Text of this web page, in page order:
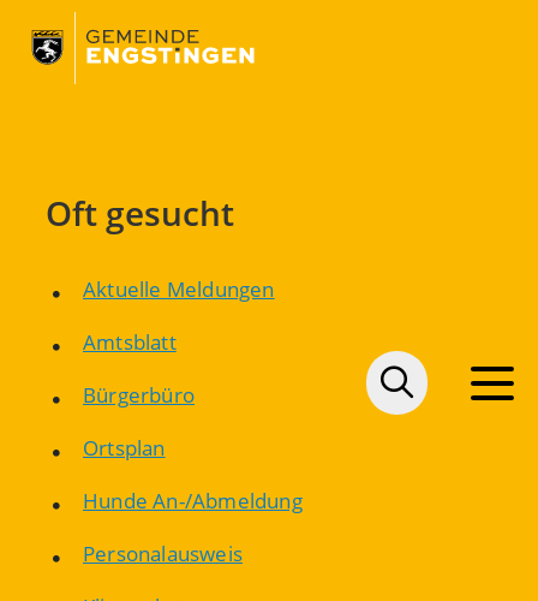
Oft gesucht
Aktuelle Meldungen
Amtsblatt
Bürgerbüro
Ortsplan
Hunde An-/Abmeldung
Personalausweis